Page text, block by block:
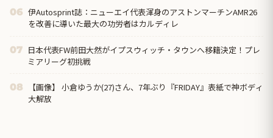
06 伊Autosprint誌：ニューエイ代表渾身のアストンマーチンAMR26
を改善に導いた最大の功労者はカルディレ
07 日本代表FW前田大然がイプスウィッチ・タウンへ移籍決定！プレ
ミアリーグ初挑戦
08
【画像】 小倉ゆうか(27)さん、7年ぶり『FRIDAY』表紙で神ボディ
大解放